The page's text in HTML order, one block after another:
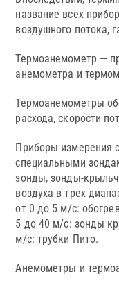
название всех
воздушного потока,
Термоанемометр —
анемометра и
Термоанемометры
расхода, скорости
Приборы измерения
специальными
зонды, зонды-
воздуха в трех
от 0 до 5 м/с:
5 до 40 м/с: зонды
м/с: трубки Пито.
Анемометры и